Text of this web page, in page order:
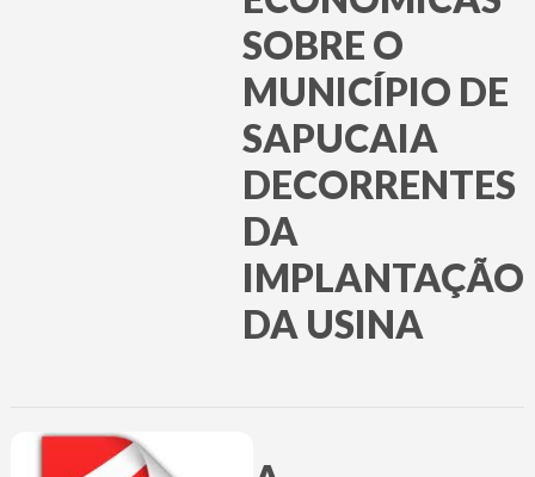
SOBRE O
MUNICÍPIO DE
SAPUCAIA
DECORRENTES
DA
IMPLANTAÇÃO
DA USINA